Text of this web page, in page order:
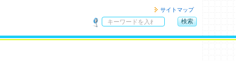
サイトマップ
検索